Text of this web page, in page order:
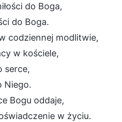
do Boga,
do Boga.
codziennej modlitwie,
w kościele,
serce,
Niego.
Bogu oddaje,
w życiu.